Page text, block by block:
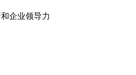
企业领导力